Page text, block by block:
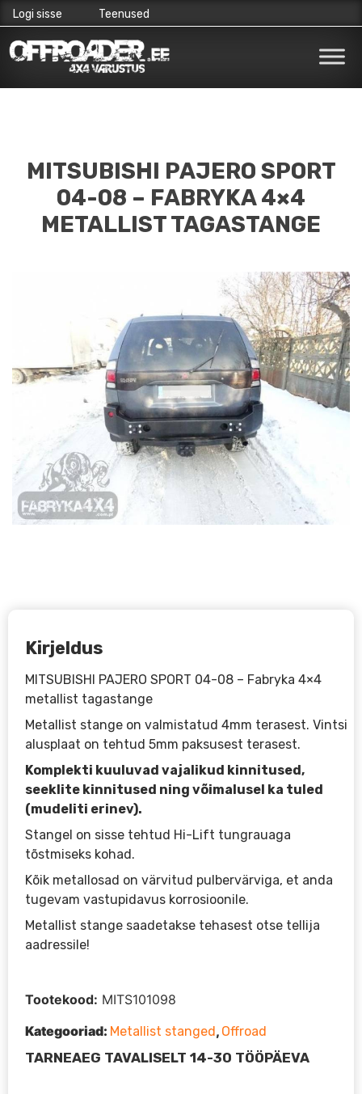
to
Logi sisse Teenused
MITSUBISHI PAJERO SPORT
04-08 – FABRYKA 4×4
METALLIST TAGASTANGE
Kirjeldus
MITSUBISHI PAJERO SPORT 04-08 – Fabryka 4×4
metallist tagastange
Metallist stange on valmistatud 4mm terasest. Vintsi
alusplaat on tehtud 5mm paksusest terasest.
Komplekti kuuluvad vajalikud kinnitused,
seeklite kinnitused ning võimalusel ka tuled
(mudeliti erinev).
Stangel on sisse tehtud Hi-Lift tungrauaga
tõstmiseks kohad.
Kõik metallosad on värvitud pulbervärviga, et anda
tugevam vastupidavus korrosioonile.
Metallist stange saadetakse tehasest otse tellija
aadressile!
Tootekood: MITS101098
Kategooriad: Metallist stanged, Offroad
TARNEAEG TAVALISELT 14-30 TÖÖPÄEVA